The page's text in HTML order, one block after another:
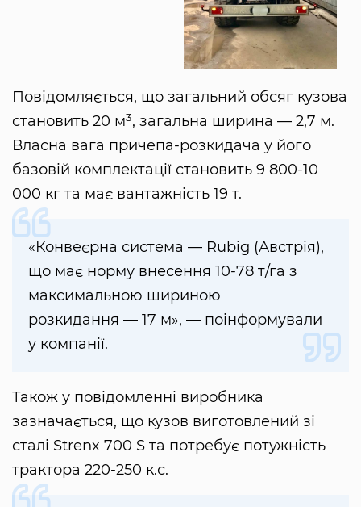
Повідомляється, що загальний обсяг кузова
становить 20 м3, загальна ширина — 2,7 м.
Власна вага причепа-розкидача у його
базовій комплектації становить 9 800-10
000 кг та має вантажність 19 т.
«Конвеєрна система — Rubig (Австрія),
що має норму внесення 10-78 т/га з
максимальною шириною
розкидання — 17 м», — поінформували
у компанії.
Також у повідомленні виробника
зазначається, що кузов виготовлений зі
сталі Strenx 700 S та потребує потужність
трактора 220-250 к.с.